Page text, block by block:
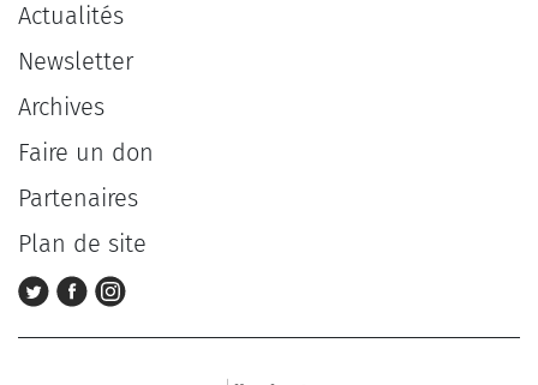
Actualités
Newsletter
Archives
Faire un don
Partenaires
Plan de site